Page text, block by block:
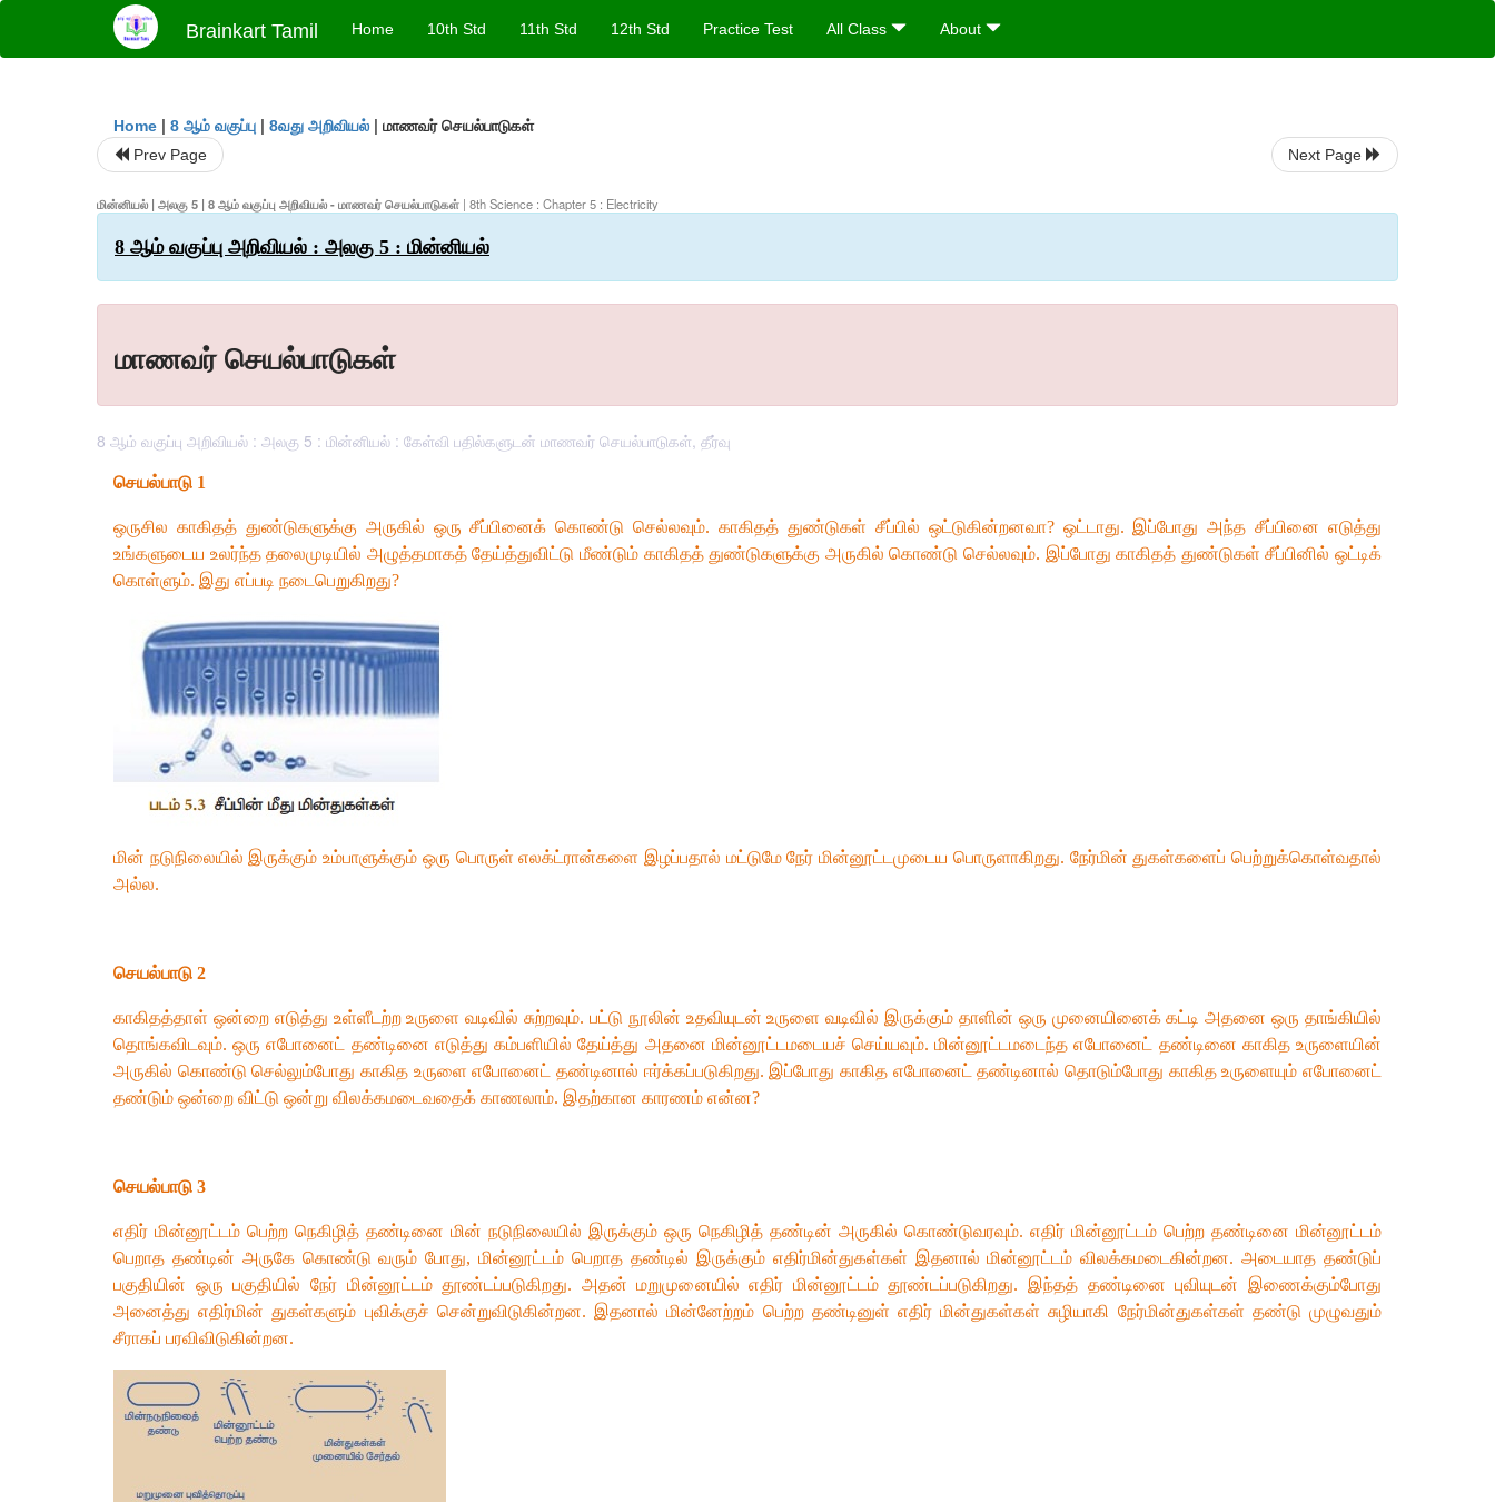
Brainkart Tamil Home 10th Std 11th Std 12th Std Practice Test All Class About
Home | 8 ஆம் வகுப்பு | 8வது அறிவியல் | மாணவர் செயல்பாடுகள்
Prev Page Next Page
மின்னியல் | அலகு 5 | 8 ஆம் வகுப்பு அறிவியல் - மாணவர் செயல்பாடுகள் | 8th Science : Chapter 5 : Electricity
8 ஆம் வகுப்பு அறிவியல் : அலகு 5 : மின்னியல்
மாணவர் செயல்பாடுகள்
8 ஆம் வகுப்பு அறிவியல் : அலகு 5 : மின்னியல் : கேள்வி பதில்களுடன் மாணவர் செயல்பாடுகள், தீர்வு
செயல்பாடு 1
ஒருசில காகிதத் துண்டுகளுக்கு அருகில் ஒரு சீப்பினைக் கொண்டு செல்லவும். காகிதத் துண்டுகள் சீப்பில் ஒட்டுகின்றனவா? ஒட்டாது. இப்போது அந்த சீப்பினை எடுத்து
உங்களுடைய உலர்ந்த தலைமுடியில் அழுத்தமாகத் தேய்த்துவிட்டு மீண்டும் காகிதத் துண்டுகளுக்கு அருகில் கொண்டு செல்லவும். இப்போது காகிதத் துண்டுகள் சீப்பினில் ஒட்டிக்
கொள்ளும். இது எப்படி நடைபெறுகிறது?
மின் நடுநிலையில் இருக்கும் உம்பாளுக்கும் ஒரு பொருள் எலக்ட்ரான்களை இழப்பதால் மட்டுமே நேர் மின்னூட்டமுடைய பொருளாகிறது. நேர்மின் துகள்களைப் பெற்றுக்கொள்வதால்
அல்ல.
செயல்பாடு 2
காகிதத்தாள் ஒன்றை எடுத்து உள்ளீடற்ற உருளை வடிவில் சுற்றவும். பட்டு நூலின் உதவியுடன் உருளை வடிவில் இருக்கும் தாளின் ஒரு முனையினைக் கட்டி அதனை ஒரு தாங்கியில்
தொங்கவிடவும். ஒரு எபோனைட் தண்டினை எடுத்து கம்பளியில் தேய்த்து அதனை மின்னூட்டமடையச் செய்யவும். மின்னூட்டமடைந்த எபோனைட் தண்டினை காகித உருளையின்
அருகில் கொண்டு செல்லும்போது காகித உருளை எபோனைட் தண்டினால் ஈர்க்கப்படுகிறது. இப்போது காகித எபோனைட் தண்டினால் தொடும்போது காகித உருளையும் எபோனைட்
தண்டும் ஒன்றை விட்டு ஒன்று விலக்கமடைவதைக் காணலாம். இதற்கான காரணம் என்ன?
செயல்பாடு 3
எதிர் மின்னூட்டம் பெற்ற நெகிழித் தண்டினை மின் நடுநிலையில் இருக்கும் ஒரு நெகிழித் தண்டின் அருகில் கொண்டுவரவும். எதிர் மின்னூட்டம் பெற்ற தண்டினை மின்னூட்டம்
பெறாத தண்டின் அருகே கொண்டு வரும் போது, மின்னூட்டம் பெறாத தண்டில் இருக்கும் எதிர்மின்துகள்கள் இதனால் மின்னூட்டம் விலக்கமடைகின்றன. அடையாத தண்டுப்
பகுதியின் ஒரு பகுதியில் நேர் மின்னூட்டம் தூண்டப்படுகிறது. அதன் மறுமுனையில் எதிர் மின்னூட்டம் தூண்டப்படுகிறது. இந்தத் தண்டினை புவியுடன் இணைக்கும்போது
அனைத்து எதிர்மின் துகள்களும் புவிக்குச் சென்றுவிடுகின்றன. இதனால் மின்னேற்றம் பெற்ற தண்டினுள் எதிர் மின்துகள்கள் சுழியாகி நேர்மின்துகள்கள் தண்டு முழுவதும்
சீராகப் பரவிவிடுகின்றன.